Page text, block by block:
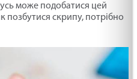
може подобатися цей
позбутися скрипу, потрібно